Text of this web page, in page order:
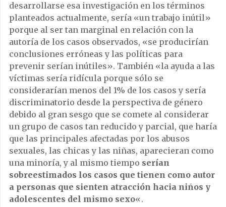
desarrollarse esa investigación en los términos
planteados actualmente, sería «un trabajo inútil»
porque al ser tan marginal en relación con la
autoría de los casos observados, «se producirían
conclusiones erróneas y las políticas para
prevenir serían inútiles». También «la ayuda a las
víctimas sería ridícula porque sólo se
considerarían menos del 1% de los casos y sería
discriminatorio desde la perspectiva de género
debido al gran sesgo que se comete al considerar
un grupo de casos tan reducido y parcial, que haría
que las principales afectadas por los abusos
sexuales, las chicas y las niñas, aparecieran como
una minoría, y al mismo tiempo serían
sobreestimados los casos que tienen como autor
a personas que sienten atracción hacia niños y
adolescentes del mismo sexo«.